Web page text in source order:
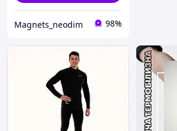
Magnets_neodim 98%